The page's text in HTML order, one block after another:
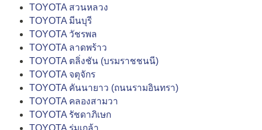
TOYOTA สวนหลวง
TOYOTA มีนบุรี
TOYOTA วัชรพล
TOYOTA ลาดพร้าว
TOYOTA ตลิ่งชัน (บรมราชชนนี)
TOYOTA จตุจักร
TOYOTA คันนายาว (ถนนรามอินทรา)
TOYOTA คลองสามวา
TOYOTA รัชดาภิเษก
TOYOTA ร่มเกล้า